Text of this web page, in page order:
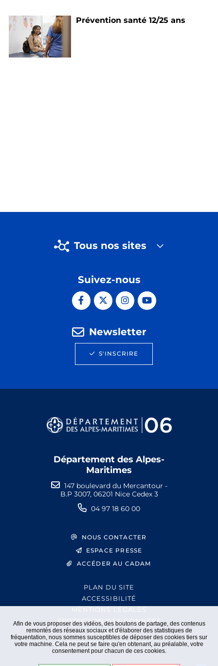
Afin de vous proposer des vidéos, des boutons de partage, des contenus
remontés des réseaux sociaux et d'élaborer des statistiques de
fréquentation, nous sommes susceptibles de déposer des cookies tiers sur
votre machine. Cela ne peut se faire qu'en obtenant, au préalable, votre
consentement pour chacun de ces cookies.
Prévention santé 12/25 ans
Tous nos sites
Suivez-nous
Newsletter
S'INSCRIRE
Département des Alpes-
Maritimes
147 boulevard du Mercantour -
B.P 3007, 06201 Nice Cedex 3
04 97 18 60 00
NOUS CONTACTER
ESPACE PRESSE
ACCÉDER AU CADAM
PLAN DU SITE
ACCESSIBILITÉ
MENTIONS LÉGALES
PROTECTION DES DONNÉES
EXTRANET
GESTION DES COOKIES